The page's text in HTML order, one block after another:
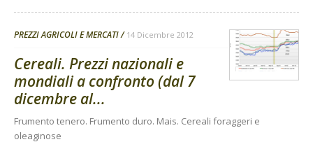
PREZZI AGRICOLI E MERCATI 14 Dicembre 2012
Cereali. Prezzi nazionali e
mondiali a confronto (dal 7
dicembre al...
Frumento tenero. Frumento duro. Mais. Cereali foraggeri e
oleaginose